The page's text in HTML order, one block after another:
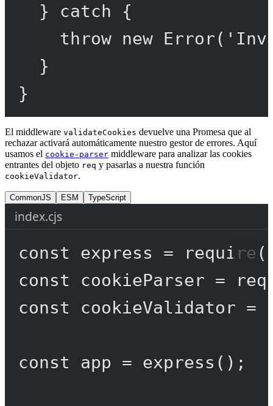
} catch {
throw
new Error(
}
}
El middleware validateCookies devuelve una Promesa que al
rechazar activará automáticamente nuestro gestor de errores. Aquí
usamos el cookie-parser middleware para analizar las cookies
entrantes del objeto req y pasarlas a nuestra función
cookieValidator.
CommonJS ESM TypeScript
index.cjs
const express = require (
const
cookieParser =
const
cookieValidator =
const app = express ();